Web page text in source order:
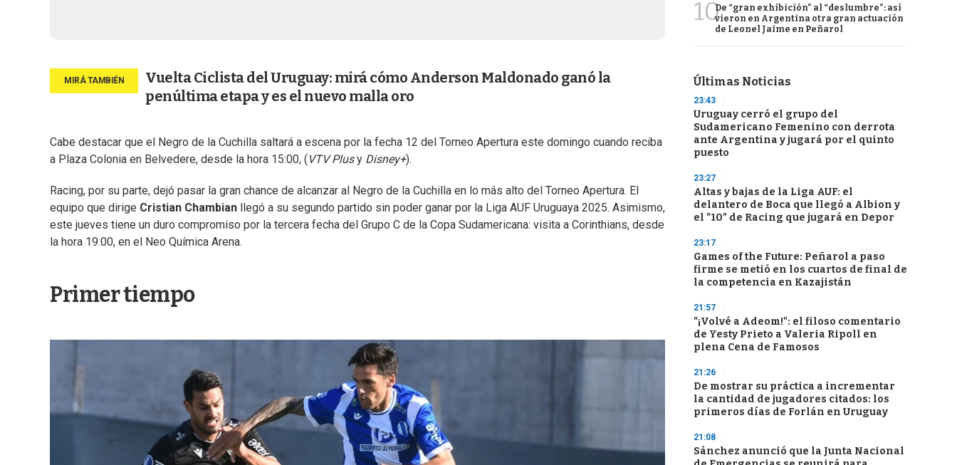
Vuelta Ciclista del Uruguay: mirá cómo Anderson Maldonado ganó la
penúltima etapa y es el nuevo malla oro
Cabe destacar que el Negro de la Cuchilla saltará a escena por la fecha 12 del Torneo Apertura este domingo cuando reciba
a Plaza Colonia en Belvedere, desde la hora 15:00, ( VTV Plusy Disney+).
Racing, por su parte, dejó pasar la gran chance de alcanzar al Negro de la Cuchilla en lo más alto del Torneo Apertura. El
equipo que dirige Cristian Chambian llegó a su segundo partido sin poder ganar por la Liga AUF Uruguaya 2025. Asimismo,
este jueves tiene un duro compromiso por la tercera fecha del Grupo C de la Copa Sudamericana: visita a Corinthians, desde
la hora 19:00, en el Neo Química Arena.
Primer tiempo
10De “gran exhibición” al “deslumbre”: así
vieron en Argentina otra gran actuación
de Leonel Jaime en Peñarol
Últimas Noticias
23:43
Uruguay cerró el grupo del
Sudamericano Femenino con derrota
ante Argentina y jugará por el quinto
puesto
23:27
Altas y bajas de la Liga AUF: el
delantero de Boca que llegó a Albion y
el "10" de Racing que jugará en Depor
23:17
Games of the Future: Peñarol a paso
firme se metió en los cuartos de final de
la competencia en Kazajistán
21:57
"¡Volvé a Adeom!": el filoso comentario
de Yesty Prieto a Valeria Ripoll en
plena Cena de Famosos
21:26
De mostrar su práctica a incrementar
la cantidad de jugadores citados: los
primeros días de Forlán en Uruguay
21:08
Sánchez anunció que la Junta Nacional